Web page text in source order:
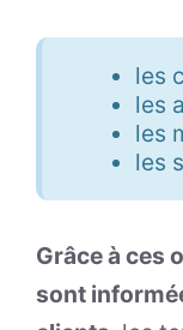
les
les
les
les
Grâce à ces
sont